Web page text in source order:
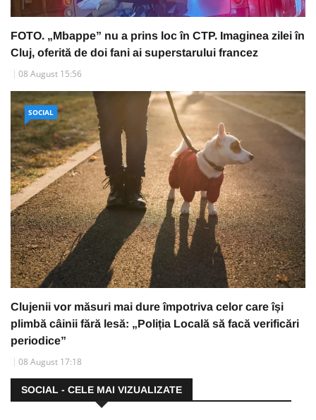
FOTO. „Mbappe” nu a prins loc în CTP. Imaginea zilei în
Cluj, oferită de doi fani ai superstarului francez
08 August 15:56
SOCIAL
Clujenii vor măsuri mai dure împotriva celor care își
plimbă câinii fără lesă: „Poliția Locală să facă verificări
periodice”
08 August 17:18
SOCIAL - CELE MAI VIZUALIZATE